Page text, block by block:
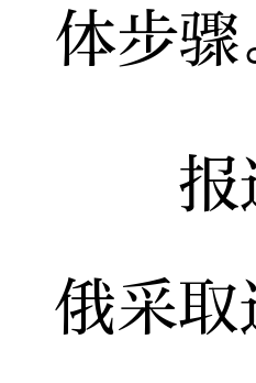
体步骤
报道
俄采